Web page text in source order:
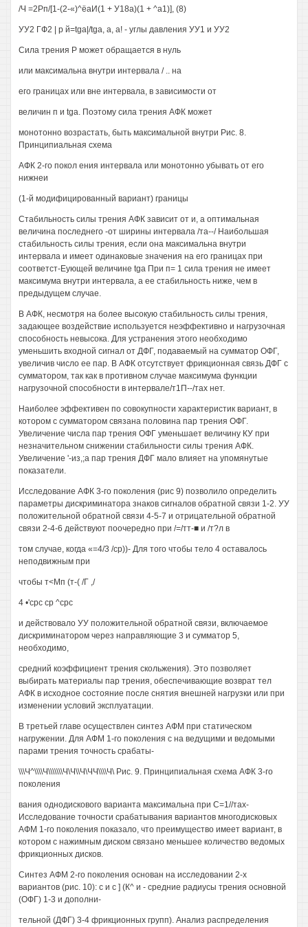
/Ч =2Рп/[1-(2-«)^ёаИ(1 + У18а)(1 + ^а1)], (8)
УУ2 ГФ2 | р й=tgа|/tgа, а, а! - углы давления УУ1 и УУ2
Сила трения Р может обращается в нуль
или максимальна внутри интервала / .. на
его границах или вне интервала, в зависимости от
величин п и tga. Поэтому сила трения АФК может
монотонно возрастать, быть максимальной внутри Рис. 8.
Принципиальная схема
АФК 2-го покол ения интервала или монотонно убывать от его
нижнеи
(1-й модифицированный вариант) границы
Стабильность силы трения АФК зависит от и, а оптимальная
величина последнего -от ширины интервала /та--/ Наибольшая
стабильность силы трения, если она максимальна внутри
интервала и имеет одинаковые значения на его границах при
соответст-Еующей величине tga При п= 1 сила трения не имеет
максимума внутри интервала, а ее стабильность ниже, чем в
предыдущем случае.
В АФК, несмотря на более высокую стабильность силы трения,
задающее воздействие используется неэффективно и нагрузочная
способность невысока. Для устранения этого необходимо
уменьшить входной сигнал от ДФГ, подаваемый на сумматор ОФГ,
увеличив число ее пар. В АФК отсутствует фрикционная связь ДФГ с
сумматором, так как в противном случае максимума функции
нагрузочной способности в интервале/т1П--/тах нет.
Наиболее эффективен по совокупности характеристик вариант, в
котором с сумматором связана половина пар трения ОФГ.
Увеличение числа пар трения ОФГ уменьшает величину КУ при
незначительном снижении стабильности силы трения АФК.
Увеличение '-из,;а пар трения ДФГ мало влияет на упомянутые
показатели.
Исследование АФК 3-го поколения (рис 9) позволило определить
параметры дискриминатора знаков сигналов обратной связи 1-2. УУ
положительной обратной связи 4-5-7 и отрицательной обратной
связи 2-4-6 действуют поочередно при /=/тт-■ и /т?л в
том случае, когда «=4/3 /ср))- Для того чтобы тело 4 оставалось
неподвижным при
чтобы т<Мп (т-( /Г ,/
4 •'срс ср ^срс
и действовало УУ положительной обратной связи, включаемое
дискриминатором через направляющие 3 и сумматор 5,
необходимо,
средний коэффициент трения скольжения). Это позволяет
выбирать материалы пар трения, обеспечивающие возврат тел
АФК в исходное состояние после снятия внешней нагрузки или при
изменении условий эксплуатации.
В третьей главе осуществлен синтез АФМ при статическом
нагружении. Для АФМ 1-го поколения с на ведущими и ведомыми
парами трения точность срабаты-
\\\Ч^\\\\Ч\\\\\\\Ч\Ч\\Ч\ЧЧ\\\\Ч\ Рис. 9. Принципиальная схема АФК 3-го
поколения
вания однодискового варианта максимальна при С=1//тах-
Исследование точности срабатывания вариантов многодисковых
АФМ 1-го поколения показало, что преимущество имеет вариант, в
котором с нажимным диском связано меньшее количество ведомых
фрикционных дисков.
Синтез АФМ 2-го поколения основан на исследовании 2-х
вариантов (рис. 10): с и с ] (К^ и - средние радиусы трения основной
(ОФГ) 1-3 и дополни-
тельной (ДФГ) 3-4 фрикционных групп). Анализ распределения